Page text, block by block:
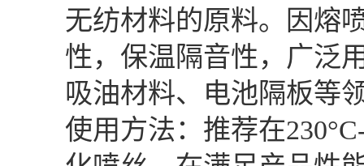
无纺材料的原料。因熔
性，保温隔音性，广泛
吸油材料、电池隔板等
使用方法：推荐在